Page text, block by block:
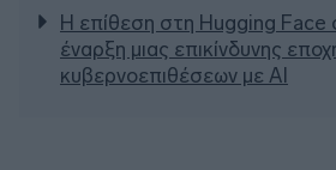
Η επίθεση στη Hugging Face
έναρξη μιας επικίνδυνης
κυβερνοεπιθέσεων με AI